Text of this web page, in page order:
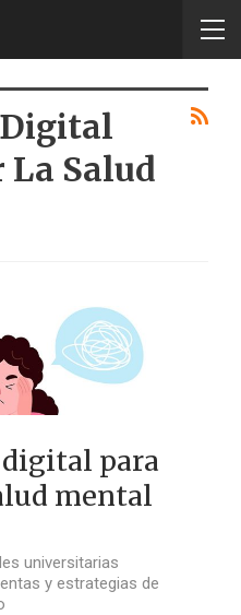
Digital
Salud
digital para
mental
universitarias
y estrategias de